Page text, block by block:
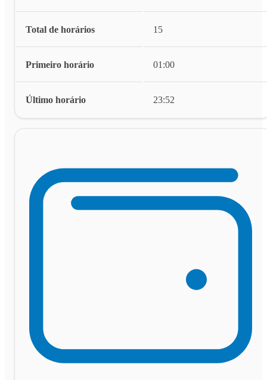
Total de horários 15
Primeiro horário 01:00
Último horário 23:52